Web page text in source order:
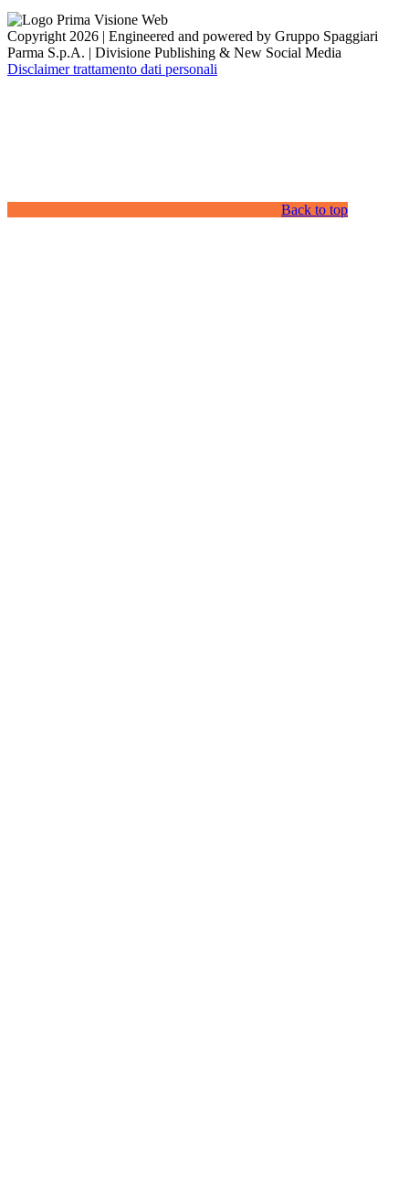
Copyright 2026 | Engineered and powered by Gruppo Spaggiari
Parma S.p.A. | Divisione Publishing & New Social Media
Disclaimer trattamento dati personali
Back to top